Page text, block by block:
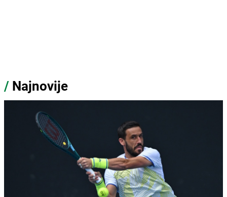
/ Najnovije